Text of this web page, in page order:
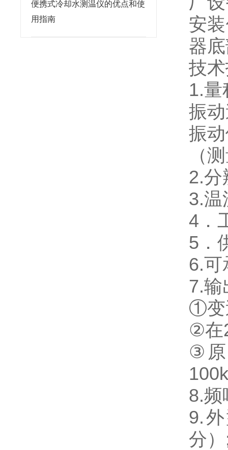
便携式冷却水测温仪的优点和使
用指南
安
器
技
1.
振
振
（
2.
3.
4．
5．
6.
7.
①变
②在
③原
8.
9.
分